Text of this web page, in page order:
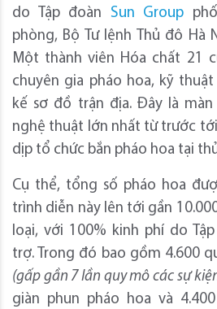
do Tập đoàn Sun Group
phòng, Bộ Tư lệnh Thủ đô Hà
Một thành viên Hóa chất 21
chuyên gia pháo hoa, kỹ
kế sơ đồ trận địa. Đây là
nghệ thuật lớn nhất từ trước
dịp tổ chức bắn pháo hoa tại
Cụ thể, tổng số pháo hoa
trình diễn này lên tới gần
loại, với 100% kinh phí do
trợ. Trong đó bao gồm 4.600
(gấp gần 7 lần quy mô các sự
giàn phun pháo hoa và